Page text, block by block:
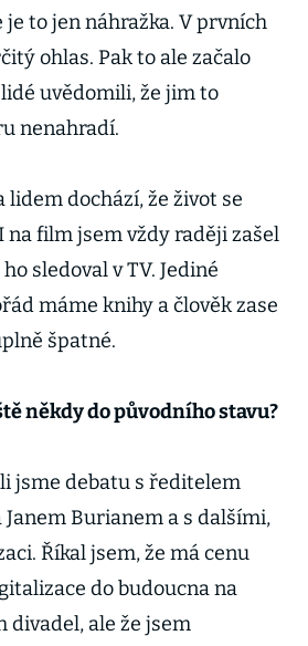
to jen náhražka. V prvních
ohlas. Pak to ale začalo
uvědomili, že jim to
nenahradí.
lidem dochází, že život se
na film jsem vždy raději zašel
sledoval v TV. Jediné
máme knihy a člověk zase
špatné.
někdy do původního stavu?
jsme debatu s ředitelem
Burianem a s dalšími,
Říkal jsem, že má cenu
do budoucna na
divadel, ale že jsem